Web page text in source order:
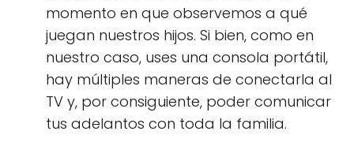
momento en que observemos a qué
juegan nuestros hijos. Si bien, como en
nuestro caso, uses una consola portátil,
hay múltiples maneras de conectarla al
TV y, por consiguiente, poder comunicar
tus adelantos con toda la familia.